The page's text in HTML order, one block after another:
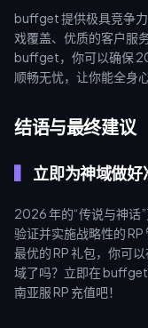
buffget 提供极具竞争
戏覆盖、优质的客户服
buffget，你可以确保
顺畅无忧，让你能全身
结语与最终建议
立即为神域做好
2026 年的“传说与神话
验证并实施战略性的
最优的 RP 礼包，你可
域了吗？立即在
南亚服 RP 充值吧！